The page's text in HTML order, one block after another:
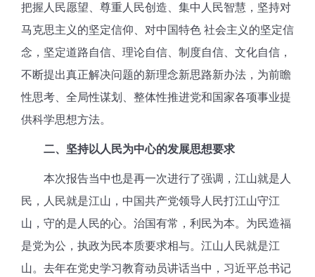
把握人民愿望、尊重人民创造、集中人民智慧，坚持对
马克思主义的坚定信仰、对中国特色 社会主义的坚定信
念，坚定道路自信、理论自信、制度自信、文化自信，
不断提出真正解决问题的新理念新思路新办法，为前瞻
性思考、全局性谋划、整体性推进党和国家各项事业提
供科学思想方法。
二、 坚持以人民为中心的发展思想要求
本次报告当中也是再一次进行了强调，江山就是人
民，人民就是江山，中国共产党领导人民打江山守江
山，守的是人民的心。治国有常，利民为本。为民造福
是党为公，执政为民本质要求相与。江山人民就是江
山。去年在党史学习教育动员讲话当中， 习近平总书记